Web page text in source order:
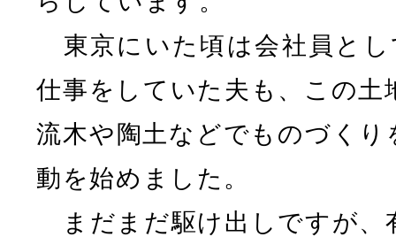
東京にいた頃は会社員と
仕事をしていた夫も、この土
流木や陶土などでものづくり
動を始めました。
まだまだ駆け出しですが、